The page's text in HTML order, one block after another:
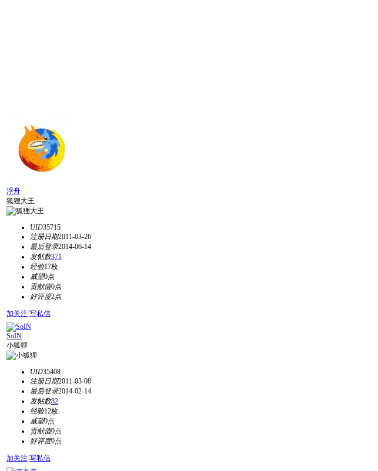
浮舟
狐狸大王
UID35715
注册日期2011-03-26
最后登录2014-06-14
发帖数371
经验17枚
威望0点
贡献值0点
好评度2点
加关注 写私信
SoIN
小狐狸
UID35408
注册日期2011-03-08
最后登录2014-02-14
发帖数82
经验12枚
威望0点
贡献值0点
好评度0点
加关注 写私信